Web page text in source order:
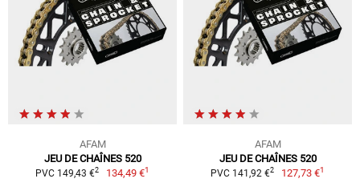
AFAM
JEU DE CHAÎNES 520
PVC 149,43 €2 134,49 €1
AFAM
JEU DE CHAÎNES 520
PVC 141,92 €2 127,73 €1